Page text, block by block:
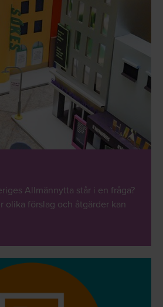
Allmännytta står i en fråga?
olika förslag och åtgärder kan